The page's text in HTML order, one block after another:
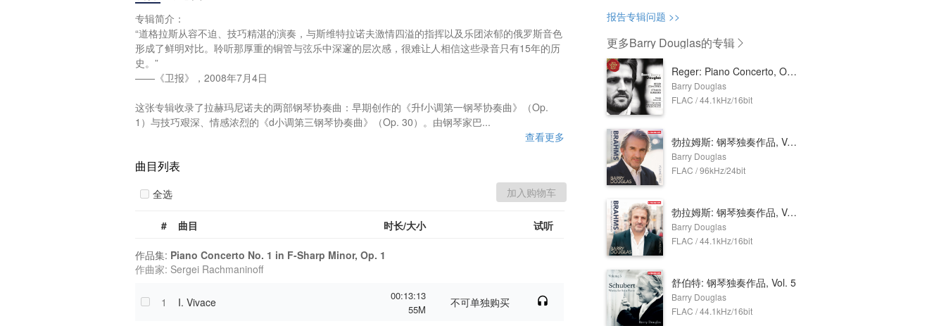
专辑简介：
“道格拉斯从容不迫、技巧精湛的演奏，与斯维特拉诺夫激情四溢的指挥以及乐团浓郁的俄罗斯音色
形成了鲜明对比。聆听那厚重的铜管与弦乐中深邃的层次感，很难让人相信这些录音只有15年的历
史。”
——《卫报》，2008年7月4日
这张专辑收录了拉赫玛尼诺夫的两部钢琴协奏曲：早期创作的《升f小调第一钢琴协奏曲》（Op.
1）与技巧艰深、情感浓烈的《d小调第三钢琴协奏曲》（Op. 30）。由钢琴家巴...
查看更多
曲目列表
全选
# 曲目 时长/大小 试听
作品集: Piano Concerto No. 1 in F-Sharp Minor, Op. 1
作曲家: Sergei Rachmaninoff
1 I. Vivace
00:13:13
55M
不可单独购买
报告专辑问题 >>
更多Barry Douglas的专辑
Reger: Piano Concerto, Op. 114 - Strauss: Burleske
Barry Douglas
FLAC / 44.1kHz/16bit
勃拉姆斯: 钢琴独奏作品, Vol. 3
Barry Douglas
FLAC / 96kHz/24bit
勃拉姆斯: 钢琴独奏作品, Vol. 1
Barry Douglas
FLAC / 44.1kHz/16bit
舒伯特: 钢琴独奏作品, Vol. 5
Barry Douglas
FLAC / 44.1kHz/16bit